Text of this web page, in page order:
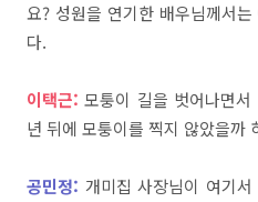
요? 성원을 연기한 배우님께서는
다.
이택근:모퉁이 길을 벗어나면서
년 뒤에 모퉁이를 찍지 않았을까
공민정: 개미집 사장님이 여기서